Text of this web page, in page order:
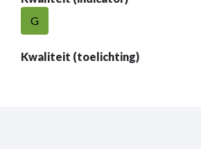
G
Kwaliteit (toelichting)